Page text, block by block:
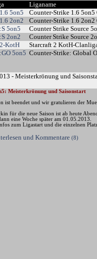
Liganame
5on5 Counter-Strike 1.6
2on2 Counter-Strike 1.6
5on5 Counter Strike Source
2on2 Counter Strike Source
KotH Starcraft 2 KotH-
5on5 Counter-Strike: Global
- Meisterkrönung und
Meisterkrönung und Saisonstart
ist beendet und wir gratulieren der
für die neue Saison ist ab heute
eine Woche später am 01.05.2013.
zum Ligastart und die einzelnen
und Kommentare (8)